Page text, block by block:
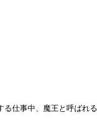
仕事中、魔王と呼ばれ